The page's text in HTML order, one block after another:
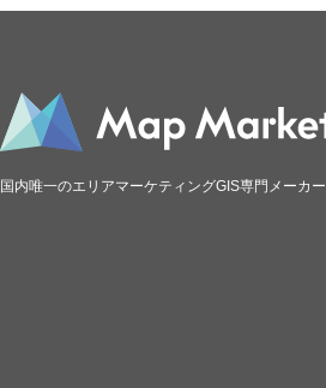
国内唯一のエリアマーケティングGIS専門メーカー